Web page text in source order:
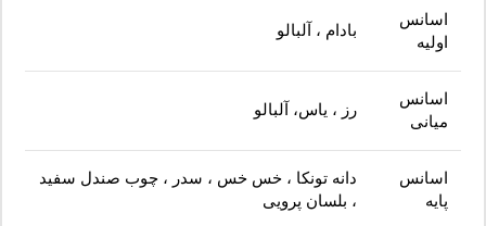
اسانس
اولیه
بادام ، آلبالو
اسانس
میانی
رز ، یاس، آلبالو
اسانس
پایه
دانه تونکا ، خس خس ، سدر ، چوب صندل سفید
، بلسان پرویی